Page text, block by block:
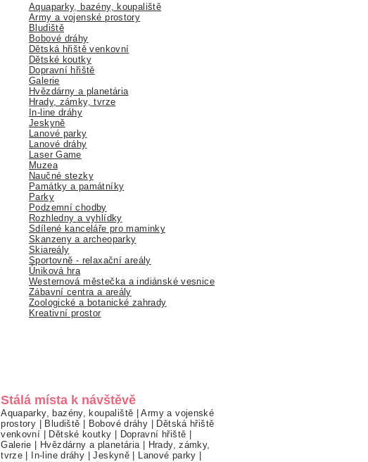
Aquaparky, bazény, koupaliště
Army a vojenské prostory
Bludiště
Bobové dráhy
Dětská hřiště venkovní
Dětské koutky
Dopravní hřiště
Galerie
Hvězdárny a planetária
Hrady, zámky, tvrze
In-line dráhy
Jeskyně
Lanové parky
Lanové dráhy
Laser Game
Muzea
Naučné stezky
Památky a památníky
Parky
Podzemní chodby
Rozhledny a vyhlídky
Sdílené kanceláře pro maminky
Skanzeny a archeoparky
Skiareály
Sportovně - relaxační areály
Úniková hra
Westernová městečka a indiánské vesnice
Zábavní centra a areály
Zoologické a botanické zahrady
Kreativní prostor
Stálá místa k návštěvě
Aquaparky, bazény, koupaliště |Army a vojenské
prostory | Bludiště | Bobové dráhy | Dětská hřiště
venkovní | Dětské koutky | Dopravní hřiště |
Galerie | Hvězdárny a planetária | Hrady, zámky,
tvrze | In-line dráhy |Jeskyně | Lanové parky |